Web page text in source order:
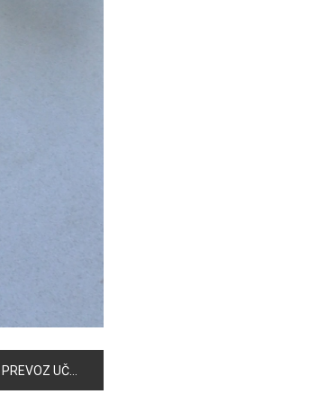
UČENIKA